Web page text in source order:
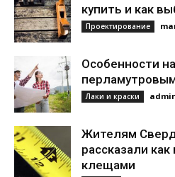
купить и как
Проектирование
Особенности
Лаки и краски
Жителям
рассказали
клещами